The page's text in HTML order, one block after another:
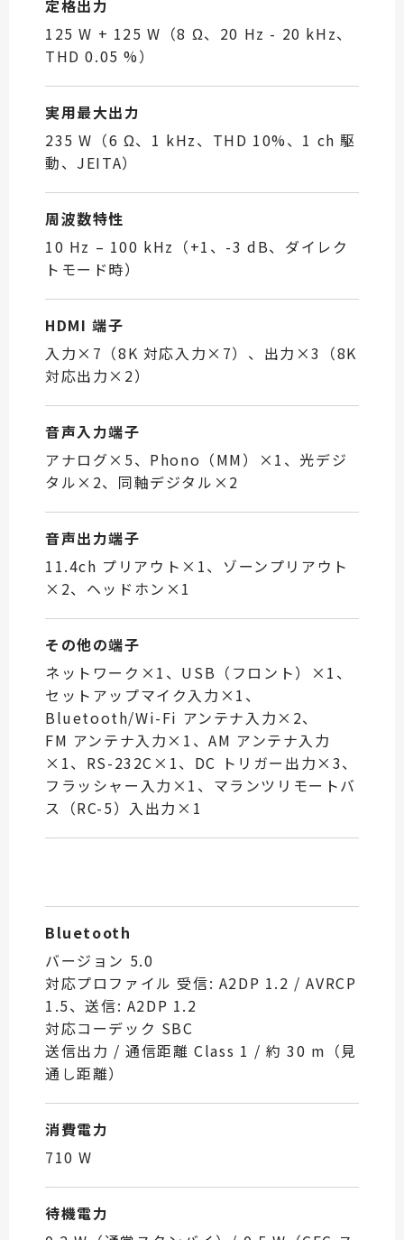
定格出力
125 W + 125 W（8 Ω、20 Hz - 20 kHz、
THD 0.05 %）
実用最大出力
235 W（6 Ω、1 kHz、THD 10%、1 ch 駆
動、JEITA）
周波数特性
10 Hz – 100 kHz（+1、-3 dB、ダイレク
トモード時）
HDMI 端子
入力×7（8K 対応入力×7）、出力×3（8K
対応出力×2）
音声入力端子
アナログ×5、Phono（MM）×1、光デジ
タル×2、同軸デジタル×2
音声出力端子
11.4ch プリアウト×1、ゾーンプリアウト
×2、ヘッドホン×1
その他の端子
ネットワーク×1、USB（フロント）×1、
セットアップマイク入力×1、
Bluetooth/Wi-Fi アンテナ入力×2、
FM アンテナ入力×1、AM アンテナ入力
×1、RS-232C×1、DC トリガー出力×3、
フラッシャー入力×1、マランツリモートバ
ス（RC-5）入出力×1
Bluetooth
バージョン 5.0
対応プロファイル 受信: A2DP 1.2 / AVRCP
1.5、送信: A2DP 1.2
対応コーデック SBC
送信出力 / 通信距離 Class 1 / 約 30 m（見
通し距離）
消費電力
710 W
待機電力